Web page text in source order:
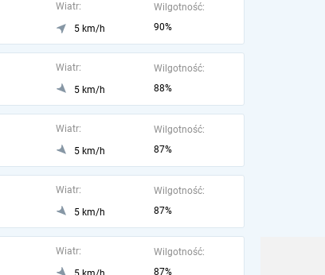
Wiatr:
5 km/h
Wilgotność:
90%
Wiatr:
5 km/h
Wilgotność:
88%
Wiatr:
5 km/h
Wilgotność:
87%
Wiatr:
5 km/h
Wilgotność:
87%
Wiatr:
Wilgotność:
87%